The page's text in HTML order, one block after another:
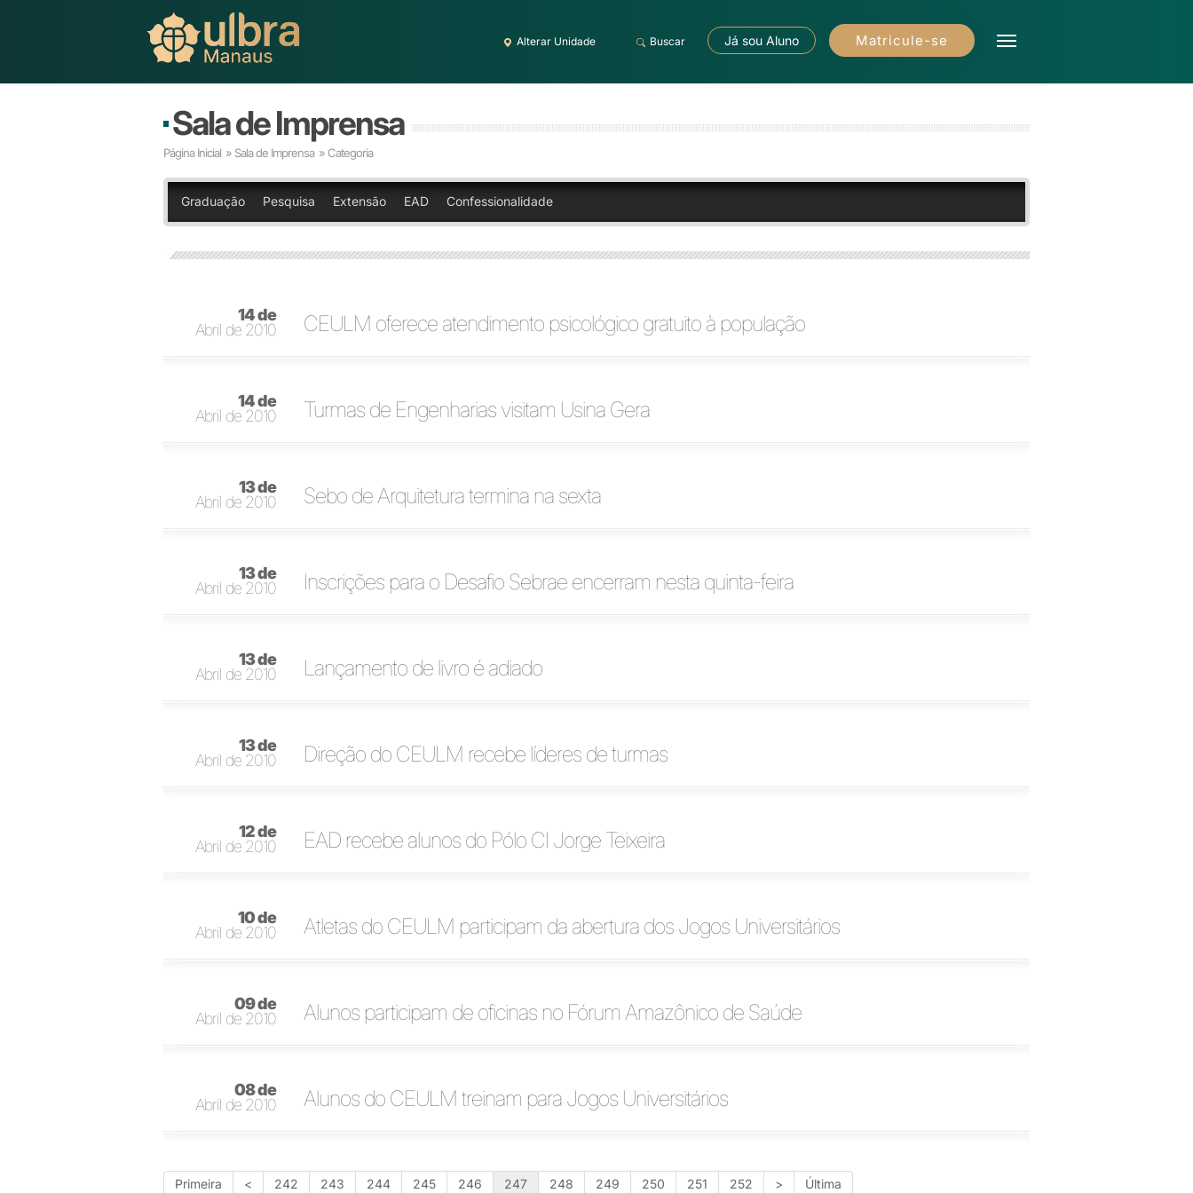
Alterar Unidade Buscar Já sou Aluno Matricule-se
Sala de Imprensa
Página Inicial » Sala de Imprensa » Categoria
Graduação Pesquisa Extensão EAD Confessionalidade
14 de
Abril de 2010
CEULM oferece atendimento psicológico gratuito à população
14 de
Abril de 2010
Turmas de Engenharias visitam Usina Gera
13 de
Abril de 2010
Sebo de Arquitetura termina na sexta
13 de
Abril de 2010
Inscrições para o Desafio Sebrae encerram nesta quinta-feira
13 de
Abril de 2010
Lançamento de livro é adiado
13 de
Abril de 2010
Direção do CEULM recebe líderes de turmas
12 de
Abril de 2010
EAD recebe alunos do Pólo CI Jorge Teixeira
10 de
Abril de 2010
Atletas do CEULM participam da abertura dos Jogos Universitários
09 de
Abril de 2010
Alunos participam de oficinas no Fórum Amazônico de Saúde
08 de
Abril de 2010
Alunos do CEULM treinam para Jogos Universitários
Primeira < 242 243 244 245 246 247 248 249 250 251 252 > Última